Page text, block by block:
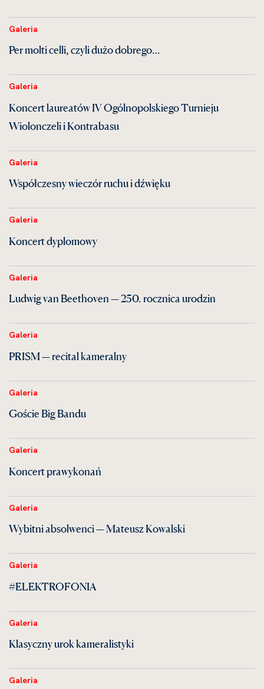
Galeria
Per molti celli, czyli dużo dobrego…
Galeria
Koncert laureatów IV Ogólnopolskiego Turnieju
Wiolonczeli i Kontrabasu
Galeria
Współczesny wieczór ruchu i dźwięku
Galeria
Koncert dyplomowy
Galeria
Ludwig van Beethoven — 250. rocznica urodzin
Galeria
PRISM — recital kameralny
Galeria
Goście Big Bandu
Galeria
Koncert prawykonań
Galeria
Wybitni absolwenci — Mateusz Kowalski
Galeria
#ELEKTROFONIA
Galeria
Klasyczny urok kameralistyki
Galeria